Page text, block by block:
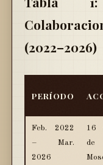
(2022–2026)
PERÍODO
Feb. 2022
– Mar.
2026
16
de